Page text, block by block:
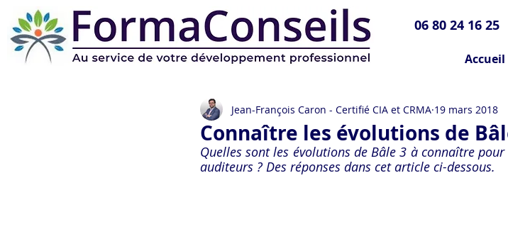
06 80 24 16 25
Accueil
Connaître les évolutions de
Jean-François Caron - Certifié CIA et CRMA 19 mars 2018
Quelles sont les évolutions de Bâle 3 à connaître
auditeurs ? Des réponses dans cet article ci-dessous.